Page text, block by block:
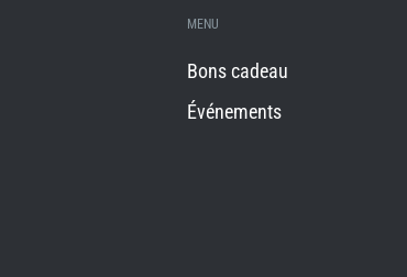
MENU
Bons cadeau
Événements